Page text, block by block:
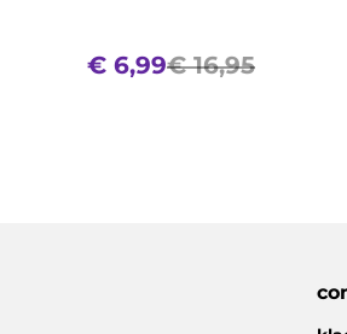
€ 6,99€ 16,95